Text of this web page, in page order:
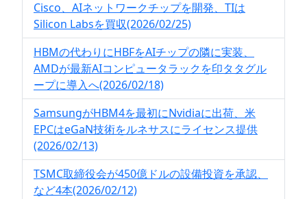
Cisco、AIネットワークチップを開発、TIは
Silicon Labsを買収(2026/02/25)
HBMの代わりにHBFをAIチップの隣に実装、
AMDが最新AIコンピュータラックを印タタグル
ープに導入へ(2026/02/18)
SamsungがHBM4を最初にNvidiaに出荷、米
EPCはeGaN技術をルネサスにライセンス提供
(2026/02/13)
TSMC取締役会が450億ドルの設備投資を承認、
など4本(2026/02/12)